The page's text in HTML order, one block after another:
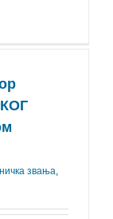
звања,